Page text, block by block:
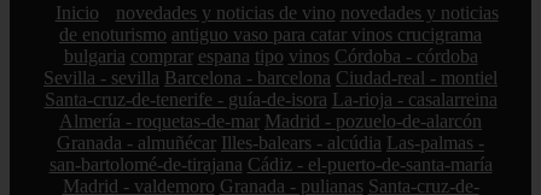
Inicio novedades y noticias de vino novedades y noticias
de enoturismo antiguo vaso para catar vinos crucigrama
bulgaria comprar espana tipo vinos Córdoba - córdoba
Sevilla - sevilla Barcelona - barcelona Ciudad-real - montiel
Santa-cruz-de-tenerife - guía-de-isora La-rioja - casalarreina
Almería - roquetas-de-mar Madrid - pozuelo-de-alarcón
Granada - almuñécar Illes-balears - alcúdia Las-palmas -
san-bartolomé-de-tirajana Cádiz - el-puerto-de-santa-maría
Madrid - valdemoro Granada - pulianas Santa-cruz-de-